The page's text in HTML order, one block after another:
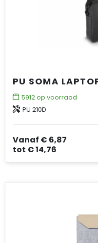
5912op voorraad
PU 210D
Vanaf € 6,87
tot € 14,76